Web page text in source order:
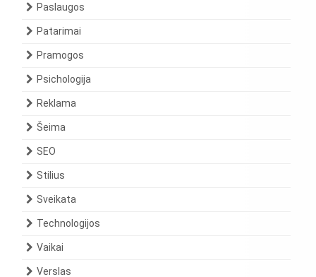
Paslaugos
Patarimai
Pramogos
Psichologija
Reklama
Šeima
SEO
Stilius
Sveikata
Technologijos
Vaikai
Verslas